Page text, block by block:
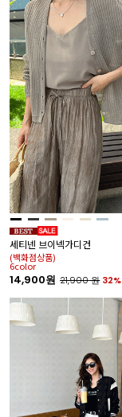
세티넨 브이넥가디건
(백화점상품)
6color
14,900원 21,900원 32%